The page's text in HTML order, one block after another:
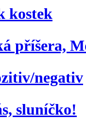
kostek
příšera,
negativ
sluníčko!